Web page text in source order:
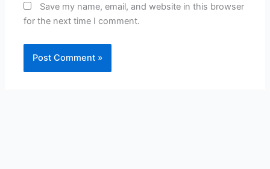
Save my name, email, and website in this browser
for the next time I comment.